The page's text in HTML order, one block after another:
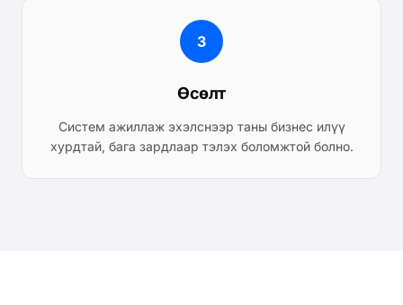
3
Өсөлт
Систем ажиллаж эхэлснээр таны бизнес илүү
хурдтай, бага зардлаар тэлэх боломжтой болно.